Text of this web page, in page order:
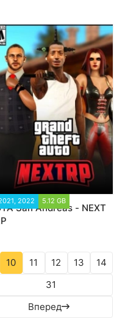
2022 5.12 GB
San Andreas - NEXT
10 11 12 13
14
31
Вперед